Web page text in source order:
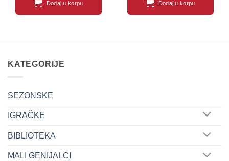
Dodaj u korpu Dodaj u korpu
KATEGORIJE
SEZONSKE
IGRAČKE
BIBLIOTEKA
MALI GENIJALCI